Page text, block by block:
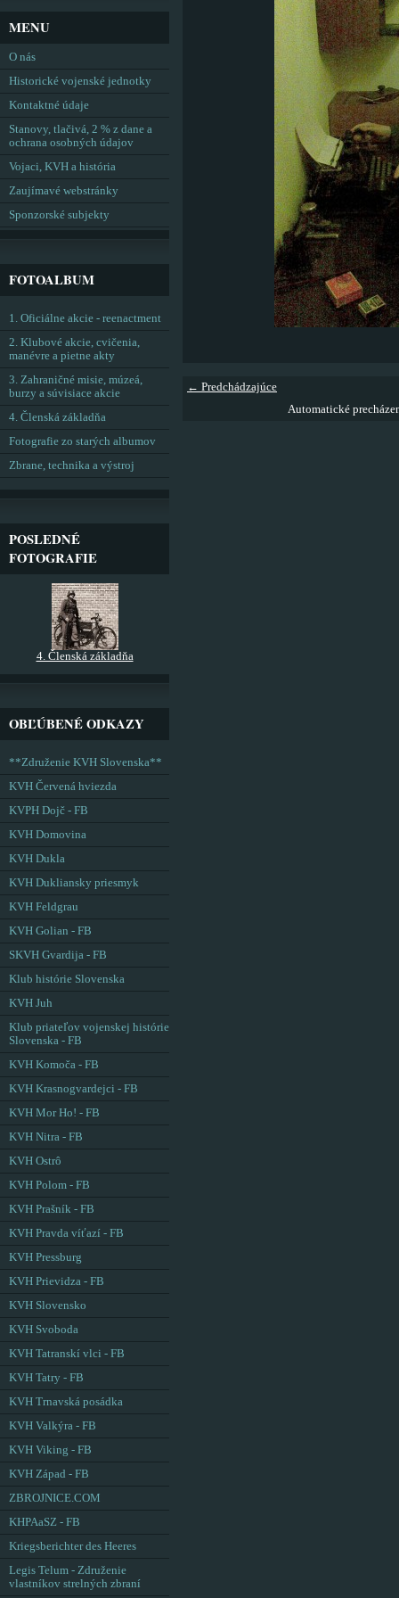
← Predchádzajúce
Automatické
MENU
O nás
Historické vojenské jednotky
Kontaktné údaje
Stanovy, tlačivá, 2 % z dane a
ochrana osobných údajov
Vojaci, KVH a história
Zaujímavé webstránky
Sponzorské subjekty
FOTOALBUM
1. Oficiálne akcie - reenactment
2. Klubové akcie, cvičenia,
manévre a pietne akty
3. Zahraničné misie, múzeá,
burzy a súvisiace akcie
4. Členská základňa
Fotografie zo starých albumov
Zbrane, technika a výstroj
POSLEDNÉ
FOTOGRAFIE
4. Členská základňa
OBĽÚBENÉ ODKAZY
**Združenie KVH Slovenska**
KVH Červená hviezda
KVPH Dojč - FB
KVH Domovina
KVH Dukla
KVH Dukliansky priesmyk
KVH Feldgrau
KVH Golian - FB
SKVH Gvardija - FB
Klub histórie Slovenska
KVH Juh
Klub priateľov vojenskej histórie
Slovenska - FB
KVH Komoča - FB
KVH Krasnogvardejci - FB
KVH Mor Ho! - FB
KVH Nitra - FB
KVH Ostrô
KVH Polom - FB
KVH Prašník - FB
KVH Pravda víťazí - FB
KVH Pressburg
KVH Prievidza - FB
KVH Slovensko
KVH Svoboda
KVH Tatranskí vlci - FB
KVH Tatry - FB
KVH Trnavská posádka
KVH Valkýra - FB
KVH Viking - FB
KVH Západ - FB
ZBROJNICE.COM
KHPAaSZ - FB
Kriegsberichter des Heeres
Legis Telum - Združenie
vlastníkov strelných zbraní